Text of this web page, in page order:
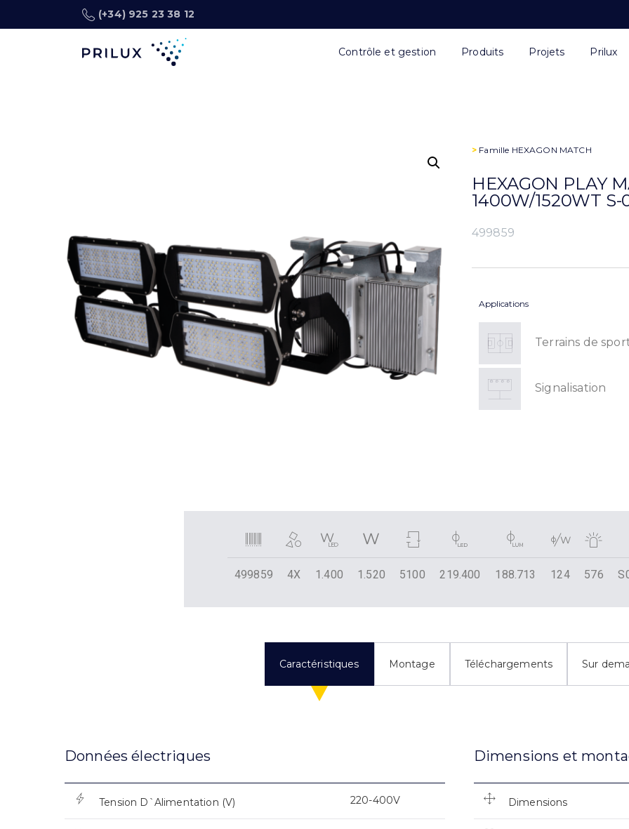
(+34) 925 23 38 12
Contrôle et gestion Produits Projets Prilux
> Famille HEXAGON MATCH
HEXAGON PLAY
1400W/1520WT S-
499859
Applications
Terrains de
Signalisation
499859 4X 1.400 1.520 5100 219.400 188.713 124 576
Caractéristiques Montage Téléchargements Sur
Données électriques
Tension D`Alimentation (V) 220-400V
Dimensions et
Dimensions